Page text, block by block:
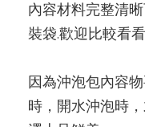
內容材料完整清
裝袋.歡迎比較看
因為沖泡包內容
時，開水沖泡時